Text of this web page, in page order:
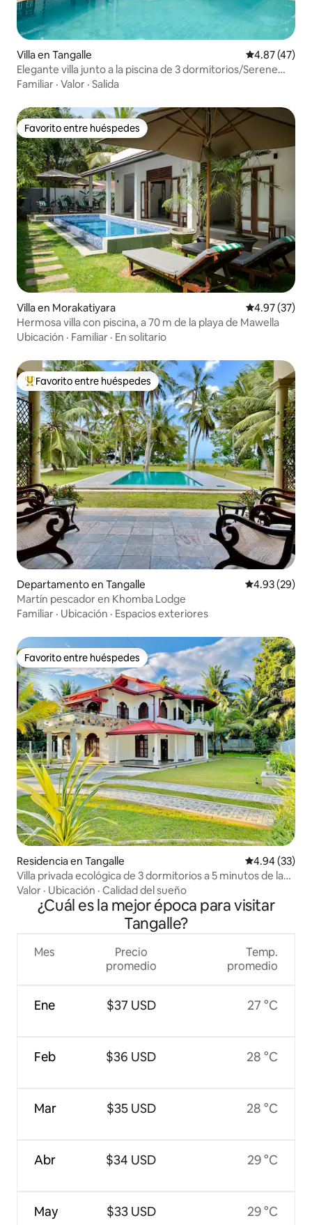
Villa en Tangalle Calificación
4.87 (47)
Elegante villa junto a la piscina de 3 dormitorios/Serene
Tangalle Escape
Familiar · Valor · Salida
Favorito entre huéspedes
Favorito entre huéspedes
Villa en Morakatiyara Calificación
4.97 (37)
Hermosa villa con piscina, a 70 m de la playa de Mawella
Ubicación · Familiar · En solitario
De los mejores en Favorito entre huéspedes
Favorito entre huéspedes
Departamento en Tangalle Calificación
4.93 (29)
Martín pescador en Khomba Lodge
Familiar · Ubicación · Espacios exteriores
Favorito entre huéspedes
Favorito entre huéspedes
Residencia en Tangalle Calificación
4.94 (33)
Villa privada ecológica de 3 dormitorios a 5 minutos de la
playa
Valor · Ubicación · Calidad del sueño
¿Cuál es la mejor época para visitar
Tangalle?
Mes
Ene
Feb
Mar
Abr
May
Precio
promedio
$37 USD
$36 USD
$35 USD
$34 USD
$33 USD
Temp.
promedio
27 °C
28 °C
28 °C
29 °C
29 °C